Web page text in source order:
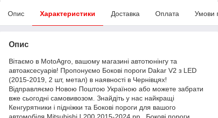
Опис Характеристики Доставка Оплата Умови
Опис
Вітаємо в MotoAgro, вашому магазині автотюнінгу та
автоаксесуарів! Пропонуємо Бокові пороги Dakar V2 з LED
(2015-2019, 2 шт, метал) в наявності в Чернівцях!
Відправляємо Новою Поштою Україною або можете забрати
вже сьогодні самовивозом. Знайдіть у нас найкращі
Кенгурятники і підніжки та Бокові пороги для вашого
автомобіля Mitsubishi L200 2015-2024 рр.. Бокові пороги